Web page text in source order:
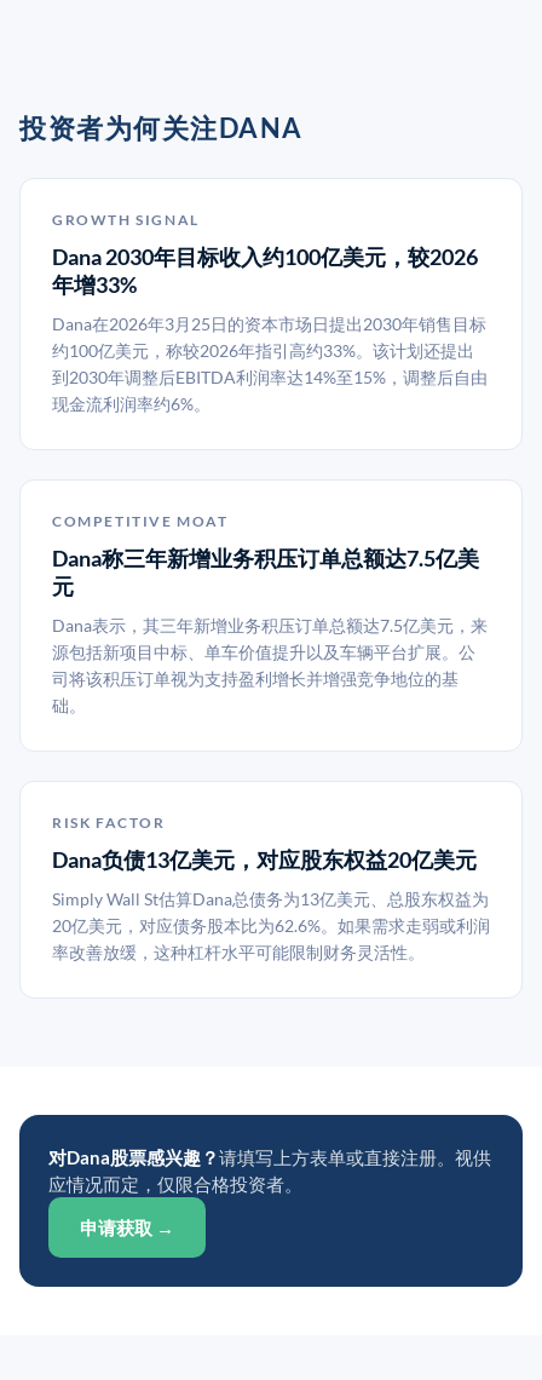
投资者为何关注DANA
GROWTH SIGNAL
Dana 2030年目标收入约100亿美元，较2026
年增33%
Dana在2026年3月25日的资本市场日提出2030年销售目标
约100亿美元，称较2026年指引高约33%。该计划还提出
到2030年调整后EBITDA利润率达14%至15%，调整后自由
现金流利润率约6%。
COMPETITIVE MOAT
Dana称三年新增业务积压订单总额达7.5亿美
元
Dana表示，其三年新增业务积压订单总额达7.5亿美元，来
源包括新项目中标、单车价值提升以及车辆平台扩展。公
司将该积压订单视为支持盈利增长并增强竞争地位的基
础。
RISK FACTOR
Dana负债13亿美元，对应股东权益20亿美元
Simply Wall St估算Dana总债务为13亿美元、总股东权益为
20亿美元，对应债务股本比为62.6%。如果需求走弱或利润
率改善放缓，这种杠杆水平可能限制财务灵活性。
对Dana股票感兴趣？请填写上方表单或直接注册。视供
应情况而定，仅限合格投资者。
申请获取 →